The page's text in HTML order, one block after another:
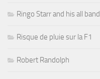
Ringo Starr and his all band
Risque de pluie sur la F1
Robert Randolph